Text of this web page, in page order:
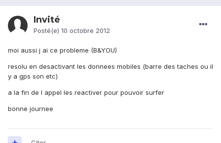
Invité
Posté(e) 10 octobre 2012
moi aussi j ai ce probleme (B&YOU)
resolu en desactivant les donnees mobiles (barre des taches ou il
y a gps son etc)
a la fin de l appel les reactiver pour pouvoir surfer
bonne journee